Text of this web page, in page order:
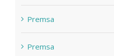
Premsa
Premsa